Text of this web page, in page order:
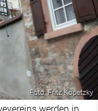
Foto: Fritz Kopetzky